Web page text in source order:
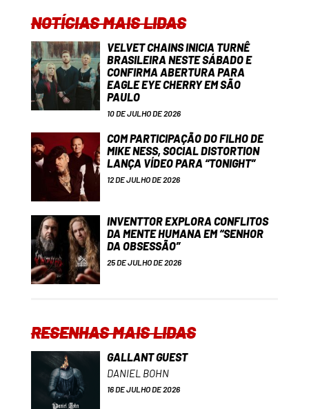
NOTÍCIAS MAIS LIDAS
VELVET CHAINS INICIA TURNÊ
BRASILEIRA NESTE SÁBADO E
CONFIRMA ABERTURA PARA
EAGLE EYE CHERRY EM SÃO
PAULO
10 DE JULHO DE 2026
COM PARTICIPAÇÃO DO FILHO DE
MIKE NESS, SOCIAL DISTORTION
LANÇA VÍDEO PARA “TONIGHT”
12 DE JULHO DE 2026
INVENTTOR EXPLORA CONFLITOS
DA MENTE HUMANA EM “SENHOR
DA OBSESSÃO”
25 DE JULHO DE 2026
RESENHAS MAIS LIDAS
GALLANT GUEST
DANIEL BOHN
16 DE JULHO DE 2026